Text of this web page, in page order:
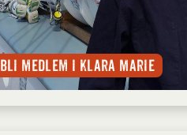
Bli medlem i Klara Marie